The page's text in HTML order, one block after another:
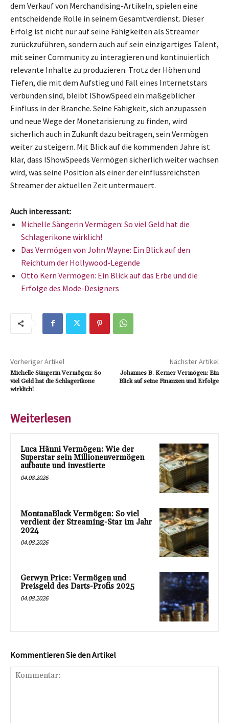
dem Verkauf von Merchandising-Artikeln, spielen eine
entscheidende Rolle in seinem Gesamtverdienst. Dieser
Erfolg ist nicht nur auf seine Fähigkeiten als Streamer
zurückzuführen, sondern auch auf sein einzigartiges Talent,
mit seiner Community zu interagieren und kontinuierlich
relevante Inhalte zu produzieren. Trotz der Höhen und
Tiefen, die mit dem Aufstieg und Fall eines Internetstars
verbunden sind, bleibt IShowSpeed ein maßgeblicher
Einfluss in der Branche. Seine Fähigkeit, sich anzupassen
und neue Wege der Monetarisierung zu finden, wird
sicherlich auch in Zukunft dazu beitragen, sein Vermögen
weiter zu steigern. Mit Blick auf die kommenden Jahre ist
klar, dass IShowSpeeds Vermögen sicherlich weiter wachsen
wird, was seine Position als einer der einflussreichsten
Streamer der aktuellen Zeit untermauert.
Auch interessant:
Michelle Sängerin Vermögen: So viel Geld hat die
Schlagerikone wirklich!
Das Vermögen von John Wayne: Ein Blick auf den
Reichtum der Hollywood-Legende
Otto Kern Vermögen: Ein Blick auf das Erbe und die
Erfolge des Mode-Designers
Vorheriger Artikel
Michelle Sängerin Vermögen: So
viel Geld hat die Schlagerikone
wirklich!
Nächster Artikel
Johannes B. Kerner Vermögen: Ein
Blick auf seine Finanzen und Erfolge
Weiterlesen
Luca Hänni Vermögen: Wie der
Superstar sein Millionenvermögen
aufbaute und investierte
04.08.2026
MontanaBlack Vermögen: So viel
verdient der Streaming-Star im Jahr
2024
04.08.2026
Gerwyn Price: Vermögen und
Preisgeld des Darts-Profis 2025
04.08.2026
Kommentieren Sie den Artikel